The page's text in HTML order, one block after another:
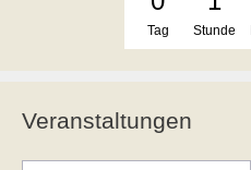
Tag Stunde
Veranstaltungen